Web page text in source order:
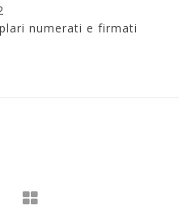
numerati e firmati